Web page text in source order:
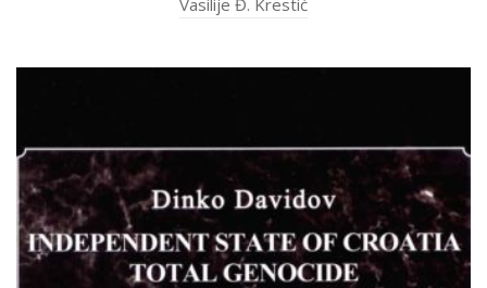
Vasilije Đ. Krestić